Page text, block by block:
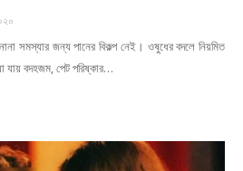
সমস্যার জন্য পানের বিকল্প নেই। ওষুধের বদলে নিয়মিত
যায় বদহজম, পেট পরিষ্কার…